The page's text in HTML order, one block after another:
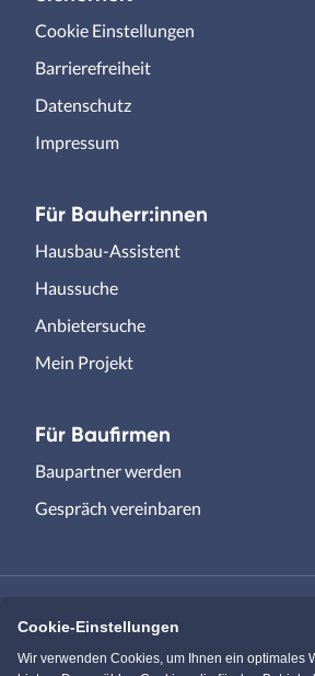
Cookie Einstellungen
Barrierefreiheit
Datenschutz
Impressum
Für Bauherr:innen
Hausbau-Assistent
Haussuche
Anbietersuche
Mein Projekt
Für Baufirmen
Baupartner werden
Gespräch vereinbaren
Immowelt.de
Cookie-Einstellungen
Wir verwenden Cookies, um Ihnen ein optimales